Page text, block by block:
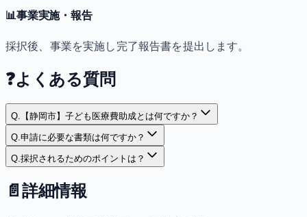
📊事業実施・報告
採択後、事業を実施し完了報告書を提出します。
❓よくある質問
Q. 【静岡市】子ども医療費助成とは何ですか？
Q.申請に必要な書類は何ですか？
Q.採択されるためのポイントは？
📄 詳細情報